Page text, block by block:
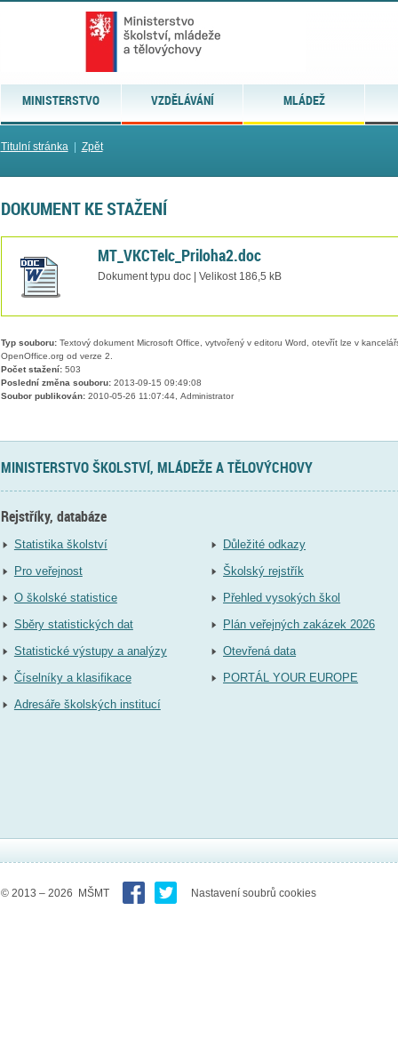
MINISTERSTVO VZDĚLÁVÁNÍ MLÁDEŽ
Titulní stránka| Zpět
DOKUMENT KE STAŽENÍ
MT_VKCTelc_Priloha2.doc
Dokument typu doc | Velikost 186,5 kB
Typ souboru:Textový dokument Microsoft Office, vytvořený v editoru Word, otevřít lze v
OpenOffice.org od verze 2.
Počet stažení:503
Poslední změna souboru:2013-09-15 09:49:08
Soubor publikován:2010-05-26 11:07:44, Administrator
MINISTERSTVO ŠKOLSTVÍ, MLÁDEŽE A TĚLOVÝCHOVY
Rejstříky, databáze
Statistika školství
Pro veřejnost
O školské statistice
Sběry statistických dat
Statistické výstupy a analýzy
Číselníky a klasifikace
Adresáře školských institucí
Důležité odkazy
Školský rejstřík
Přehled vysokých škol
Plán veřejných zakázek 2026
Otevřená data
PORTÁL YOUR EUROPE
© 2013 – 2026 MŠMT Nastavení soubrů cookies